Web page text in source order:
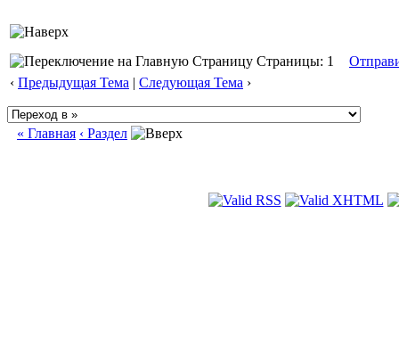
Страницы: 1
‹ Предыдущая Тема | Следующая Тема ›
« Главная ‹ Раздел